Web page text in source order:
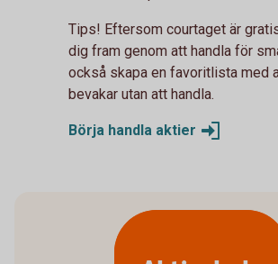
Tips! Eftersom courtaget är
dig fram genom att handla för
också skapa en favoritlista med
bevakar utan att handla.
Börja handla aktier